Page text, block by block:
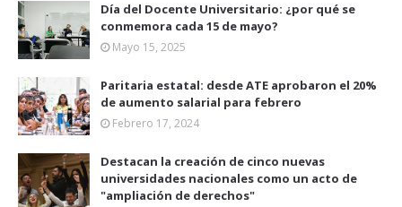
Día del Docente Universitario: ¿por qué se
conmemora cada 15 de mayo?
Mayo 15, 2025
Paritaria estatal: desde ATE aprobaron el 20%
de aumento salarial para febrero
Febrero 17, 2024
Destacan la creación de cinco nuevas
universidades nacionales como un acto de
"ampliación de derechos"